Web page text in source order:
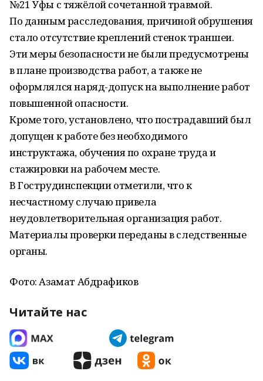
№21 Уфы с тяжёлой сочетанной травмой.
По данным расследования, причиной обрушения
стало отсутствие креплений стенок траншеи.
Эти меры безопасности не были предусмотрены
в плане производства работ, а также не
оформлялся наряд-допуск на выполнение работ
повышенной опасности.
Кроме того, установлено, что пострадавший был
допущен к работе без необходимого
инструктажа, обучения по охране труда и
стажировки на рабочем месте.
В Гострудинспекции отметили, что к
несчастному случаю привела
неудовлетворительная организация работ.
Материалы проверки переданы в следственные
органы.
Фото: Азамат Абдрафиков
Читайте нас